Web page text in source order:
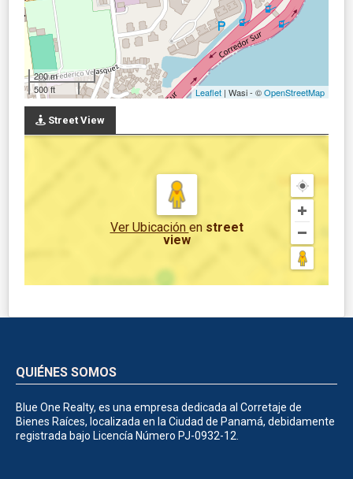
200 m
500 ft
Leaflet | Wasi - ©OpenStreetMap
Street View
Ver Ubicación en street
view
QUIÉNES SOMOS
Blue One Realty, es una empresa dedicada al Corretaje de
Bienes Raíces, localizada en la Ciudad de Panamá, debidamente
registrada bajo Licencía Número PJ-0932-12.